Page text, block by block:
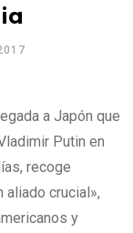
a Japón que
Putin en
recoge
aliado crucial»,
y